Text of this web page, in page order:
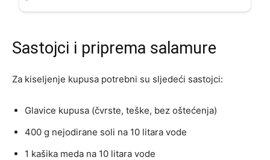
Sastojci i priprema salamure
Za kiseljenje kupusa potrebni su sljedeći sastojci:
Glavice kupusa (čvrste, teške, bez oštećenja)
400 g nejodirane soli na 10 litara vode
1 kašika meda na 10 litara vode